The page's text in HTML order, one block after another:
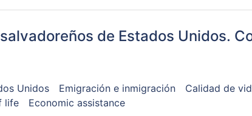
de Estados Unidos.
Unidos Emigración e inmigración Calidad de
life Economic assistance